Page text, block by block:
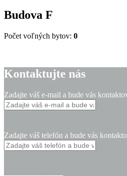
Budova F
Počet voľných bytov: 0
Kontaktujte nás
Zadajte váš e-mail a bude vás
Zadajte váš telefón a bude vás